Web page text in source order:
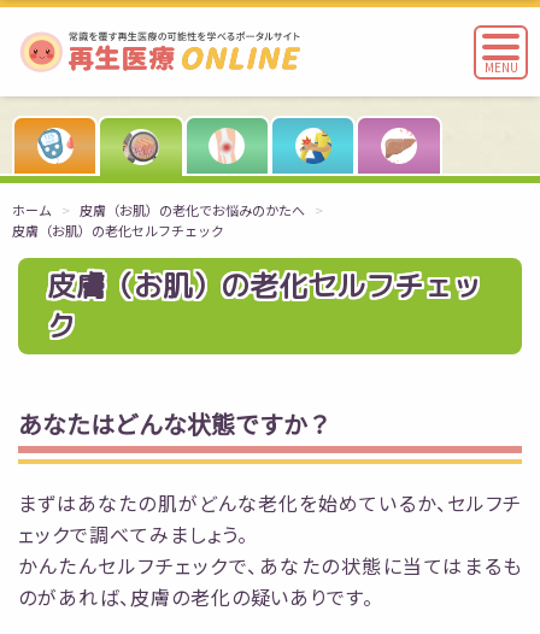
MENU
ホーム
皮膚（お肌）の老化でお悩みのかたへ
皮膚（お肌）の老化セルフチェック
皮膚（お肌）の老化セルフチェッ
ク
あなたはどんな状態ですか？
まずはあなたの肌がどんな老化を始めているか、セルフチ
ェックで調べてみましょう。
かんたんセルフチェックで、あなたの状態に当てはまるも
のがあれば、皮膚の老化の疑いありです。